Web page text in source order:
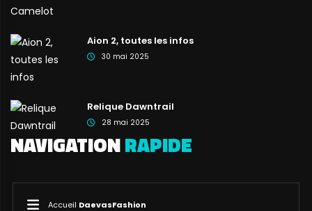
Aion 2, toutes les infos
30 mai 2025
Relique Dawntrail
28 mai 2025
NAVIGATIONRAPIDE
Accueil DaevasFashion